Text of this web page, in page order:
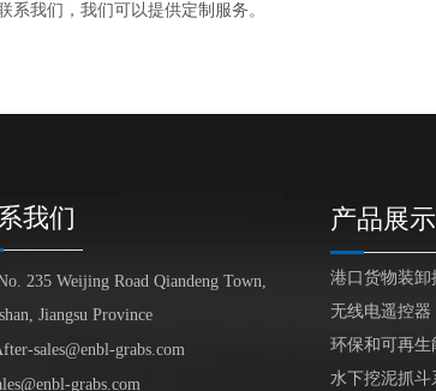
系我们，我们可以提供定制服务。
我们
235 Weijing Road Qiandeng Town,
Jiangsu Province
sales@enbl-grabs.com
grabs.com
产品展示
港口货物装卸
无线电遥控器
环保和可再生
水下挖泥抓斗